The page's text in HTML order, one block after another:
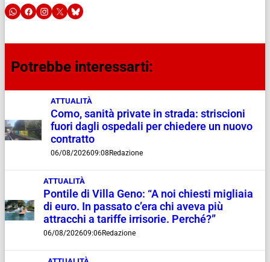
Potrebbe interessarti:
ATTUALITÀ
Como, sanità private in strada: striscioni
fuori dagli ospedali per chiedere un nuovo
contratto
06/08/202609:08 Redazione
ATTUALITÀ
Pontile di Villa Geno: “A noi chiesti migliaia
di euro. In passato c’era chi aveva più
attracchi a tariffe irrisorie. Perché?”
06/08/202609:06Redazione